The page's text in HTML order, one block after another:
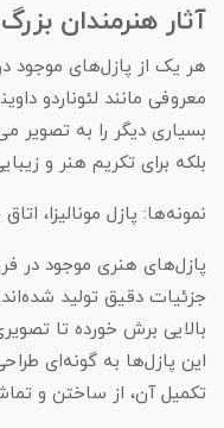
آثار هنرمندان
هر یک از پازل‌های موجود
معروفی مانند لئوناردو
بسیاری دیگر را به تصویر
بلکه برای تکریم هنر و
نمونه‌ها: پازل مونالیزا،
پازل‌های هنری موجود در
جزئیات دقیق تولید
بالایی برش خورده تا
این پازل‌ها به گونه‌ای
تکمیل آن، از ساختن و